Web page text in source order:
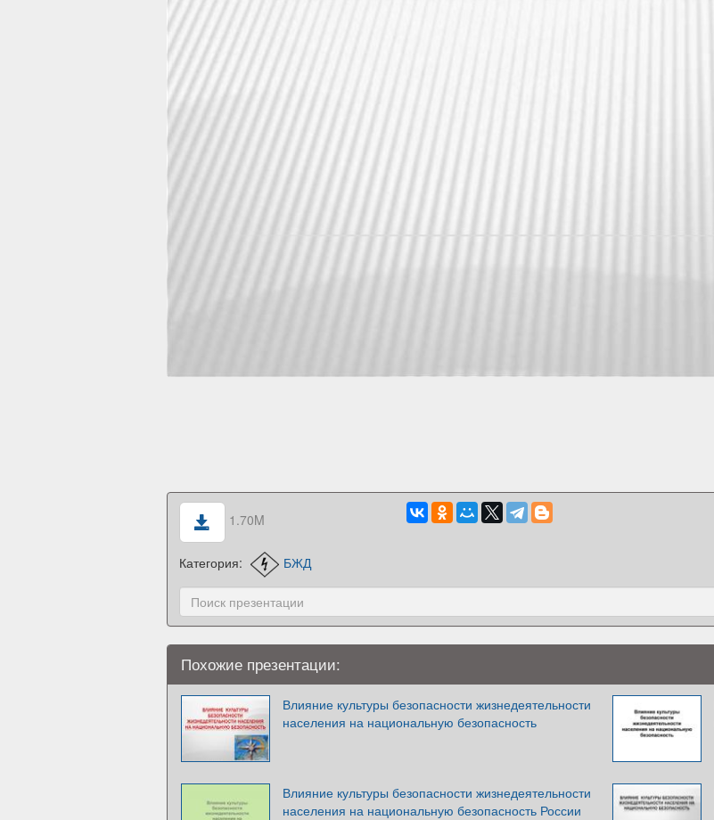
1.70M
Категория: БЖД
Похожие презентации:
Влияние культуры безопасности жизнедеятельности
населения на национальную безопасность
Влияние культуры безопасности жизнедеятельности
населения на национальную безопасность России